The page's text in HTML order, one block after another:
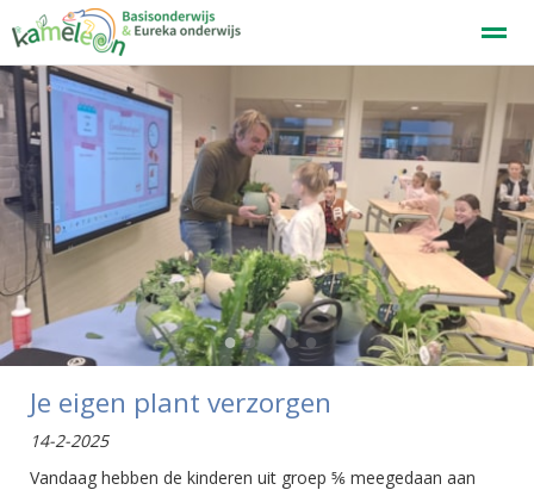
Welkom
Home Zoeken Nieuws Agenda
●●●●●
Je eigen plant verzorgen
14-2-2025
Vandaag hebben de kinderen uit groep ⅚ meegedaan aan